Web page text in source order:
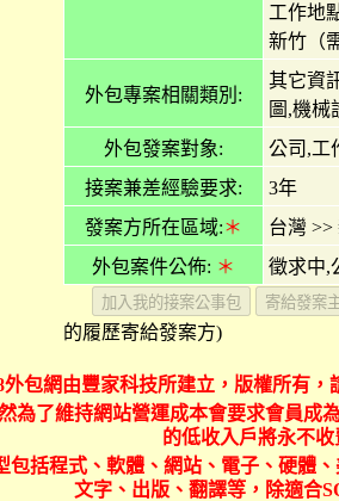
工作地
新竹（
外包專案相關類別:
其它資
圖,機械
外包發案對象:
公司,工
接案兼差經驗要求:
3年
發案方所在區域:＊ 台灣 >>
外包案件公佈: ＊ 徵求中,
的履歷寄給發案方)
外包網由豐家科技所建立，版權所有
為了維持網站營運成本會要求會員
的低收入戶將永不收
包括程式、軟體、網站、電子、硬體
文字、出版、翻譯等，除適合